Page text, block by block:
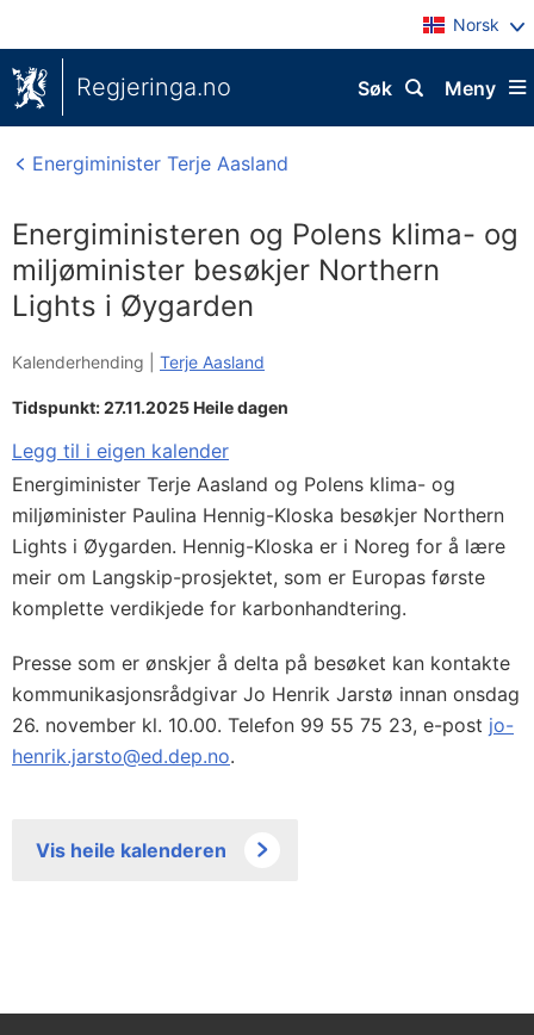
Norsk
Regjeringa.no Meny
Søk
Energiminister Terje Aasland
Energiministeren og Polens klima- og
miljøminister besøkjer Northern
Lights i Øygarden
Kalenderhending | Terje Aasland
Tidspunkt: 27.11.2025 Heile dagen
Legg til i eigen kalender
Energiminister Terje Aasland og Polens klima- og
miljøminister Paulina Hennig-Kloska besøkjer Northern
Lights i Øygarden. Hennig-Kloska er i Noreg for å lære
meir om Langskip-prosjektet, som er Europas første
komplette verdikjede for karbonhandtering.
Presse som er ønskjer å delta på besøket kan kontakte
kommunikasjonsrådgivar Jo Henrik Jarstø innan onsdag
26. november kl. 10.00. Telefon 99 55 75 23, e-post jo-
henrik.jarsto@ed.dep.no.
Vis heile kalenderen